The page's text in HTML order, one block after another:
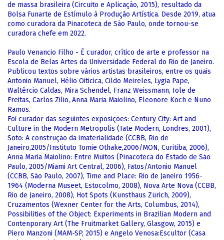
de massa brasileira (Circuito e Aplicação, 2015), resultado da
Bolsa Funarte de Estímulo à Produção Artística. Desde 2019, atua
como curadora da Pinacoteca de São Paulo, onde tornou-se
curadora chefe em 2022.
Paulo Venancio Filho - É curador, crítico de arte e professor na
Escola de Belas Artes da Universidade Federal do Rio de Janeiro.
Publicou textos sobre vários artistas brasileiros, entre os quais
Antonio Manuel, Hélio Oiticica, Cildo Meireles, Lygia Pape,
Waltércio Caldas, Mira Schendel, Franz Weissmann, Iole de
Freitas, Carlos Zilio, Anna Maria Maiolino, Eleonore Koch e Nuno
Ramos.
Foi curador das seguintes exposições: Century City: Art and
Culture in the Modern Metropolis (Tate Modern, Londres, 2001),
Soto: A construção da imaterialidade (CCBB, Rio de
Janeiro,2005/Instituto Tomie Othake,2006/MON, Curitiba, 2006),
Anna Maria Maiolino: Entre Muitos (Pinacoteca do Estado de São
Paulo, 2005/Miami Art Central, 2006), Fatos/Antonio Manuel
(CCBB, São Paulo, 2007), Time and Place: Rio de Janeiro 1956-
1964 (Moderna Museet, Estocolmo, 2008), Nova Arte Nova (CCBB,
Rio de Janeiro, 2008), Hot Spots (Kunsthaus Zürich, 2009),
Cruzamentos (Wexner Center for the Arts, Columbus, 2014),
Possibilities of the Object: Experiments in Brazilian Modern and
Contenporary Art (The Fruitmarket Gallery, Glasgow, 2015) e
Piero Manzoni (MAM-SP, 2015) e Angelo Venosa:Escultor (Casa